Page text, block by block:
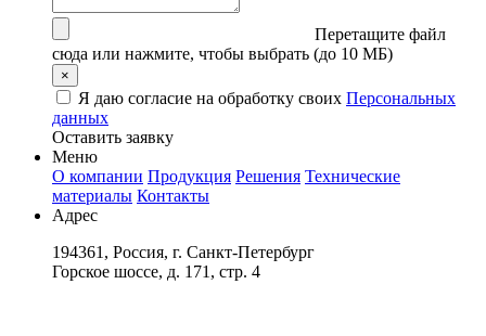
Перетащите файл
сюда или нажмите, чтобы выбрать (до 10 МБ)
×
Я даю согласие на обработку своих Персональных
данных
Оставить заявку
Меню
О компании Продукция Решения Технические
материалы Контакты
Адрес
194361, Россия, г. Санкт-Петербург
Горское шоссе, д. 171, стр. 4